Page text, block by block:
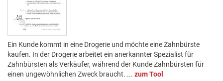
Ein Kunde kommt in eine Drogerie und möchte eine Zahnbürste
kaufen. In der Drogerie arbeitet ein anerkannter Spezialist für
Zahnbürsten als Verkäufer, während der Kunde Zahnbürsten für
einen ungewöhnlichen Zweck braucht. ... zum Tool